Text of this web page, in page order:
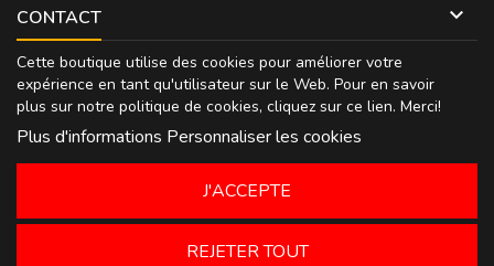
CONTACT 
Cette boutique utilise des cookies pour améliorer votre
expérience en tant qu'utilisateur sur le Web. Pour en savoir
plus sur notre politique de cookies, cliquez sur ce lien. Merci!
Plus d'informations Personnaliser les cookies
REJETER TOUT
J'ACCEPTE